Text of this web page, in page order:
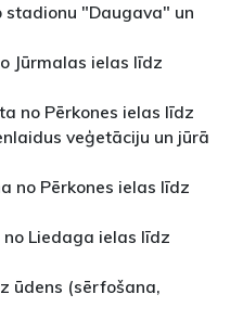
"Daugava" un
Jūrmalas ielas līdz
no Pērkones ielas līdz
veģetāciju un jūrā
no Pērkones ielas līdz
Liedaga ielas līdz
ūdens (sērfošana,